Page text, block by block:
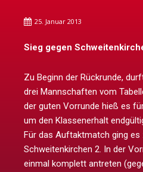
25. Januar 2013
Sieg gegen
Zu Beginn der Rückrunde,
drei Mannschaften vom
der guten Vorrunde hieß es
um den Klassenerhalt
Für das Auftaktmatch ging es
Schweitenkirchen 2. In der
einmal komplett antreten